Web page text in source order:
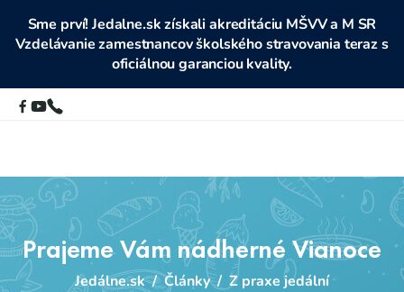
Sme prví! Jedalne.sk získali akreditáciu MŠVV a M SR
Vzdelávanie zamestnancov školského stravovania teraz s
oficiálnou garanciou kvality.
Prajeme Vám nádherné Vianoce
Jedálne.sk / Články / Z praxe jedální